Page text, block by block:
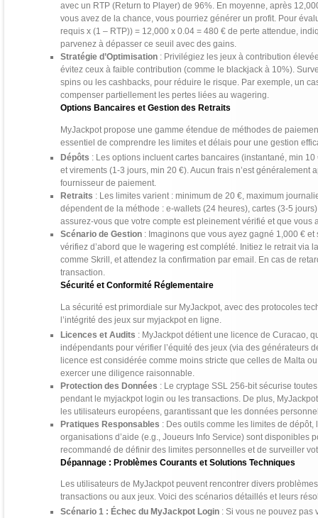
avec un RTP (Return to Player) de 96%. En moyenne, après
vous avez de la chance, vous pourriez générer un profit. Pour
requis x (1 – RTP)) = 12,000 x 0.04 = 480 € de perte attendue,
parvenez à dépasser ce seuil avec des gains.
Stratégie d’Optimisation : Privilégiez les jeux à contribution
évitez ceux à faible contribution (comme le blackjack à 10%).
spins ou les cashbacks, pour réduire le risque. Par exemple, un
compenser partiellement les pertes liées au wagering.
Options Bancaires et Gestion des Retraits
MyJackpot propose une gamme étendue de méthodes de
essentiel de comprendre les limites et délais pour une gestion
Dépôts : Les options incluent cartes bancaires (instantané, min
et virements (1-3 jours, min 20 €). Aucun frais n’est
fournisseur de paiement.
Retraits : Les limites varient : minimum de 20 €, maximum
dépendent de la méthode : e-wallets (24 heures), cartes (3-5
assurez-vous que votre compte est pleinement vérifié et que
Scénario de Gestion : Imaginons que vous ayez gagné 1,000 €
vérifiez d’abord que le wagering est complété. Initiez le retrait via
comme Skrill, et attendez la confirmation par email. En cas de
transaction.
Sécurité et Conformité Réglementaire
La sécurité est primordiale sur MyJackpot, avec des protocoles
l’intégrité des jeux sur myjackpot en ligne.
Licences et Audits : MyJackpot détient une licence de Curacao,
indépendants pour vérifier l’équité des jeux (via des générateurs
licence est considérée comme moins stricte que celles de Malta
exercer une diligence raisonnable.
Protection des Données : Le cryptage SSL 256-bit sécurise
pendant le myjackpot login ou les transactions. De plus,
les utilisateurs européens, garantissant que les données
Pratiques Responsables : Des outils comme les limites de
organisations d’aide (e.g., Joueurs Info Service) sont disponibles
recommandé de définir des limites personnelles et de surveiller
Dépannage : Problèmes Courants et Solutions Techniques
Les utilisateurs de MyJackpot peuvent rencontrer divers
transactions ou aux jeux. Voici des scénarios détaillés et leurs
Scénario 1 : Échec du MyJackpot Login : Si vous ne pouvez pas